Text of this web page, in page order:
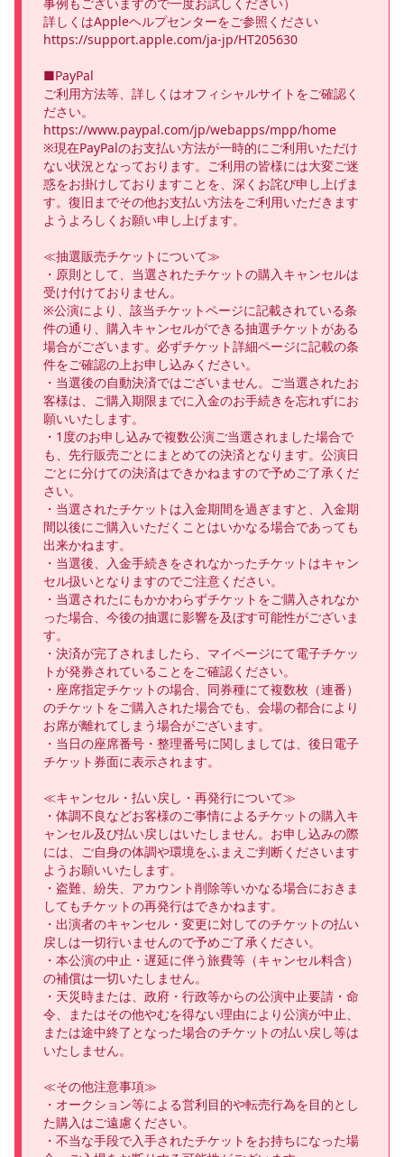
事例もございますので一度お試しください）
詳しくはAppleヘルプセンターをご参照ください
https://support.apple.com/ja-jp/HT205630
■PayPal
ご利用方法等、詳しくはオフィシャルサイトをご確認く
ださい。
https://www.paypal.com/jp/webapps/mpp/home
※現在PayPalのお支払い方法が一時的にご利用いただけ
ない状況となっております。ご利用の皆様には大変ご迷
惑をお掛けしておりますことを、深くお詫び申し上げま
す。復旧までその他お支払い方法をご利用いただきます
ようよろしくお願い申し上げます。
≪抽選販売チケットについて≫
・原則として、当選されたチケットの購入キャンセルは
受け付けておりません。
※公演により、該当チケットページに記載されている条
件の通り、購入キャンセルができる抽選チケットがある
場合がございます。必ずチケット詳細ページに記載の条
件をご確認の上お申し込みください。
・当選後の自動決済ではございません。ご当選されたお
客様は、ご購入期限までに入金のお手続きを忘れずにお
願いいたします。
・1度のお申し込みで複数公演ご当選されました場合で
も、先行販売ごとにまとめての決済となります。公演日
ごとに分けての決済はできかねますので予めご了承くだ
さい。
・当選されたチケットは入金期間を過ぎますと、入金期
間以後にご購入いただくことはいかなる場合であっても
出来かねます。
・当選後、入金手続きをされなかったチケットはキャン
セル扱いとなりますのでご注意ください。
・当選されたにもかかわらずチケットをご購入されなか
った場合、今後の抽選に影響を及ぼす可能性がございま
す。
・決済が完了されましたら、マイページにて電子チケッ
トが発券されていることをご確認ください。
・座席指定チケットの場合、同券種にて複数枚（連番）
のチケットをご購入された場合でも、会場の都合により
お席が離れてしまう場合がございます。
・当日の座席番号・整理番号に関しましては、後日電子
チケット券面に表示されます。
≪キャンセル・払い戻し・再発行について≫
・体調不良などお客様のご事情によるチケットの購入キ
ャンセル及び払い戻しはいたしません。お申し込みの際
には、ご自身の体調や環境をふまえご判断くださいます
ようお願いいたします。
・盗難、紛失、アカウント削除等いかなる場合におきま
してもチケットの再発行はできかねます。
・出演者のキャンセル・変更に対してのチケットの払い
戻しは一切行いませんので予めご了承ください。
・本公演の中止・遅延に伴う旅費等（キャンセル料含）
の補償は一切いたしません。
・天災時または、政府・行政等からの公演中止要請・命
令、またはその他やむを得ない理由により公演が中止、
または途中終了となった場合のチケットの払い戻し等は
いたしません。
≪その他注意事項≫
・オークション等による営利目的や転売行為を目的とし
た購入はご遠慮ください。
・不当な手段で入手されたチケットをお持ちになった場